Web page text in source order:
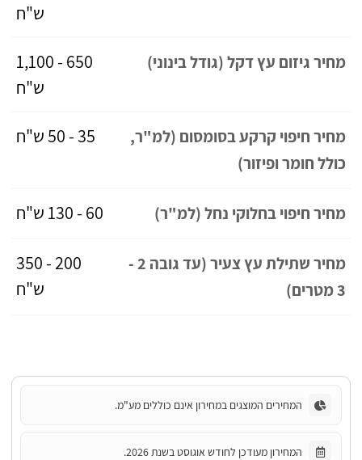
ש"ח
מחיר גיזום עץ דקל (גודל בינוני)
650 - 1,100
ש"ח
מחיר חיפוי קרקע בסומסום (למ"ר,
כולל חומר ופיזור)
35 - 50 ש"ח
מחיר חיפוי בחלוקי נחל (למ"ר) 60 - 130 ש"ח
מחיר שתילת עץ צעיר (עד גובה 2 -
3 מטרים)
200 - 350
ש"ח
המחירים המוצגים במחירון אינם כוללים מע"מ.
המחירון מעודכן לחודש אוגוסט בשנת 2026.